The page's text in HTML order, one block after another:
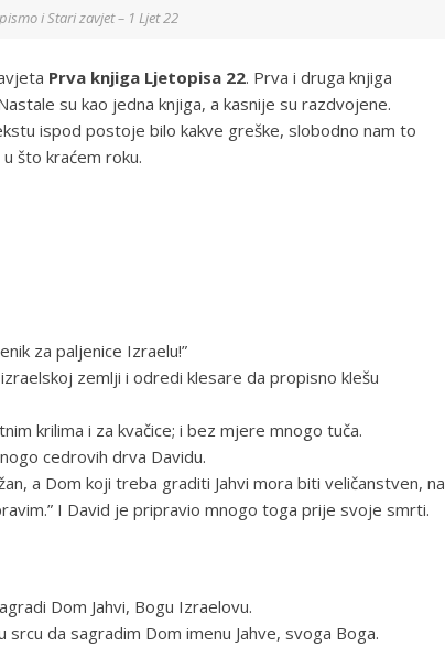
i Stari zavjet – 1 Ljet 22
Prva knjiga Ljetopisa 22. Prva i druga knjiga
su kao jedna knjiga, a kasnije su razdvojene.
ispod postoje bilo kakve greške, slobodno nam to
što kraćem roku.
za paljenice Izraelu!”
zemlji i odredi klesare da propisno klešu
krilima i za kvačice; i bez mjere mnogo tuča.
cedrovih drva Davidu.
a Dom koji treba graditi Jahvi mora biti veličanstven, na
I David je pripravio mnogo toga prije svoje smrti.
Dom Jahvi, Bogu Izraelovu.
srcu da sagradim Dom imenu Jahve, svoga Boga.